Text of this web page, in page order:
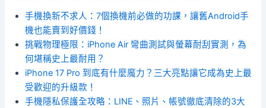
手機換新不求人：7個換機前必做的功課，讓舊Android手
機也能賣到好價錢！
挑戰物理極限：iPhone Air 彎曲測試與螢幕耐刮實測，為
何堪稱史上最耐用？
iPhone 17 Pro 到底有什麼魔力？三大亮點讓它成為史上最
受歡迎的升級款！
手機隱私保護全攻略：LINE、照片、帳號徹底清除的3大